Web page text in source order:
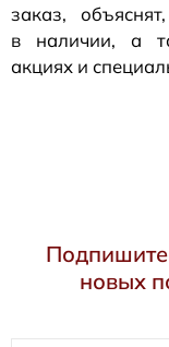
заказ,
в наличии, а
акциях и
новых